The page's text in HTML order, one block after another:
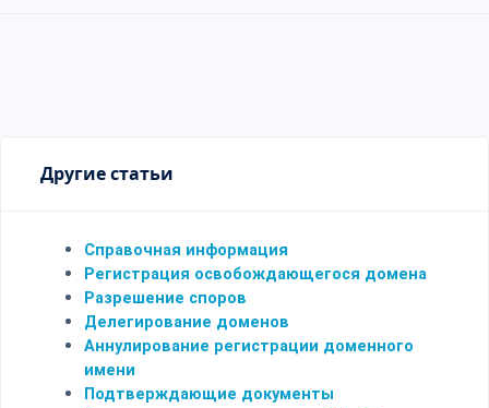
Другие статьи
Справочная информация
Регистрация освобождающегося домена
Разрешение споров
Делегирование доменов
Аннулирование регистрации доменного
имени
Подтверждающие документы